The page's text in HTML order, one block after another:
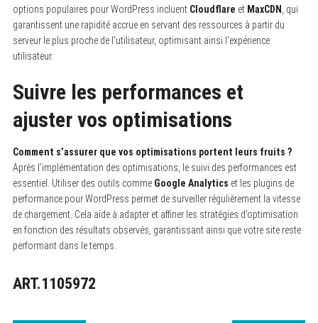
options populaires pour WordPress incluent Cloudflare et MaxCDN
, qui
garantissent une rapidité accrue en servant des ressources à partir du
serveur le plus proche de l’utilisateur, optimisant ainsi l’expérience
utilisateur.
Suivre les performances et
ajuster vos optimisations
Comment s’assurer que vos optimisations portent leurs fruits ?
Après l’implémentation des optimisations, le suivi des performances est
essentiel. Utiliser des outils comme Google Analytics et les plugins de
performance pour WordPress permet de surveiller régulièrement la vitesse
de chargement. Cela aide à adapter et affiner les stratégies d’optimisation
en fonction des résultats observés, garantissant ainsi que votre site reste
performant dans le temps.
ART.1105972